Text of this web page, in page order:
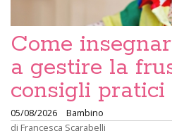
Come
a gestire la
consigli pratici
05/08/2026
Bambino
di Francesca Scarabelli